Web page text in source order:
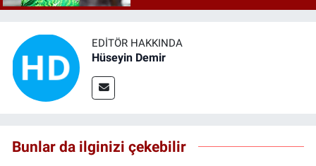
EDITÖR HAKKINDA
Hüseyin Demir
Bunlar da ilginizi çekebilir